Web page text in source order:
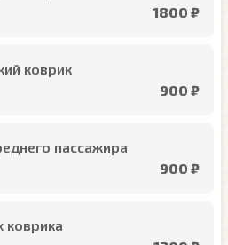
1800 ₽
коврик
900 ₽
пассажира
900 ₽
коврика